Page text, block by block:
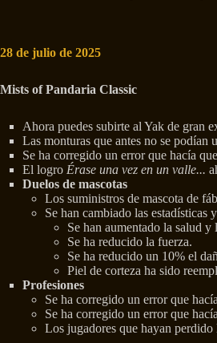
28 de julio de 2025
Mists of Pandaria Classic
Ahora puedes subirte al Yak de gran
Las monturas que antes no se podían
Se ha corregido un error que hacía
El logro Érase una vez en un valle...
Duelos de mascotas
Los suministros de mascota de
Se han cambiado las estadísticas
Se han aumentado la salud y
Se ha reducido la fuerza.
Se ha reducido un 10% el
Piel de corteza ha sido
Profesiones
Se ha corregido un error que
Se ha corregido un error que
Los jugadores que hayan